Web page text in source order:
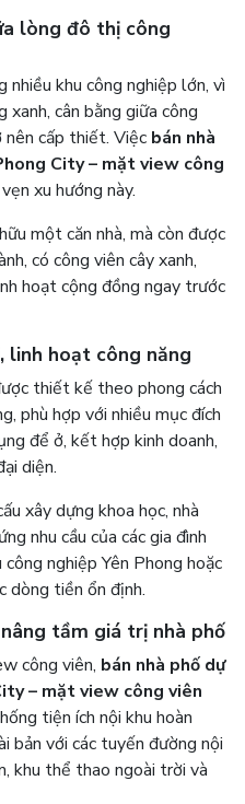
lòng đô thị công
khu công nghiệp lớn, vì
xanh, cân bằng giữa công
nên cấp thiết. Việc bán nhà
City – mặt view công
xu hướng này.
một căn nhà, mà còn được
có công viên cây xanh,
hoạt cộng đồng ngay trước
linh hoạt công năng
thiết kế theo phong cách
phù hợp với nhiều mục đích
để ở, kết hợp kinh doanh,
diện.
xây dựng khoa học, nhà
nhu cầu của các gia đình
nghiệp Yên Phong hoặc
dòng tiền ổn định.
tầm giá trị nhà phố
công viên, bán nhà phố dự
– mặt view công viên
tiện ích nội khu hoàn
bản với các tuyến đường nội
khu thể thao ngoài trời và